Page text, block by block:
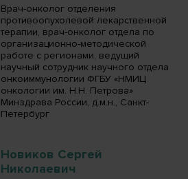
Врач-онколог отделения
противоопухолевой лекарственной
терапии, врач-онколог отдела по
организационно-методической
работе с регионами, ведущий
научный сотрудник научного отдела
онкоиммунологии ФГБУ «НМИЦ
онкологии им. Н.Н. Петрова»
Минздрава России, д.м.н., Санкт-
Петербург
Новиков Сергей
Николаевич